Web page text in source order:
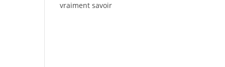
vraiment savoir